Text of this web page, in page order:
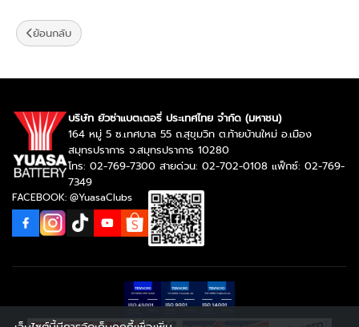
ย้อนกลับ
บริษัท ยัวซ่าแบตเตอรี่ ประเทศไทย จำกัด (มหาชน)
164 หมู่ 5 ซ.เทศบาล 55 ถ.สุขุมวิท ต.ท้ายบ้านใหม่ อ.เมือง
สมุทรปราการ จ.สมุทรปราการ 10280
โทร: 02-769-7300 สายด่วน: 02-702-0108 แฟ็กซ์: 02-769-
7349
FACEBOOK: @YuasaClubs